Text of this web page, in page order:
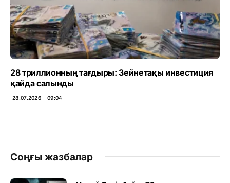
28 триллионның тағдыры: Зейнетақы инвестиция
қайда салынды
28.07.2026 ∣ 09:04
Соңғы жазбалар